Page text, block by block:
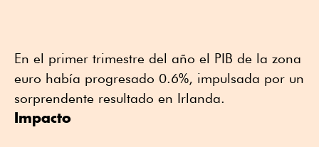
En el primer trimestre del año el PIB de la zona
euro había progresado 0.6%, impulsada por un
sorprendente resultado en Irlanda.
Impacto